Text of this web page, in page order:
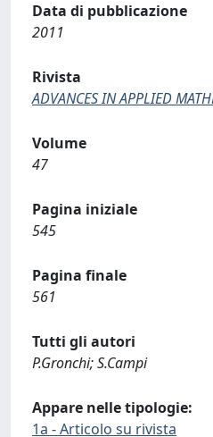
Data di pubblicazione
2011
Rivista
ADVANCES IN APPLIED
Volume
47
Pagina iniziale
545
Pagina finale
561
Tutti gli autori
P.Gronchi; S.Campi
Appare nelle tipologie:
1a - Articolo su rivista